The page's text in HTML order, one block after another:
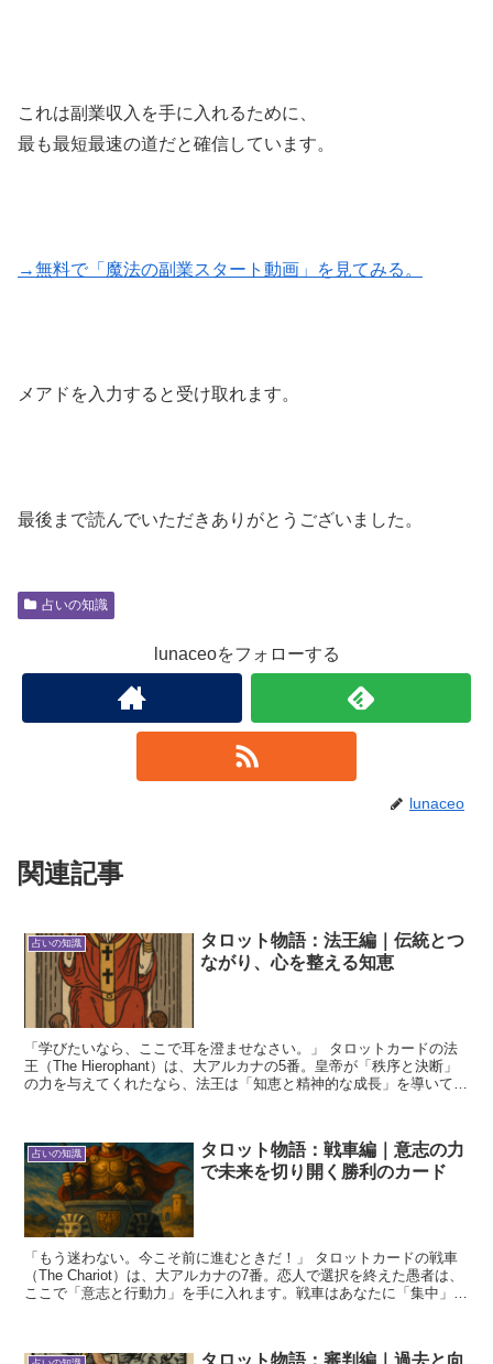
これは副業収入を手に入れるために、
最も最短最速の道だと確信しています。
→無料で「魔法の副業スタート動画」を見てみる。
メアドを入力すると受け取れます。
最後まで読んでいただきありがとうございました。
占いの知識
lunaceoをフォローする
lunaceo
関連記事
占いの知識
タロット物語：法王編｜伝統とつ
ながり、心を整える知恵
「学びたいなら、ここで耳を澄ませなさい。」 タロットカードの法
王（The Hierophant）は、大アルカナの5番。皇帝が「秩序と決断」
の力を与えてくれたなら、法王は「知恵と精神的な成長」を導いてく
占いの知識
タロット物語：戦車編｜意志の力
で未来を切り開く勝利のカード
「もう迷わない。今こそ前に進むときだ！」 タロットカードの戦車
（The Chariot）は、大アルカナの7番。恋人で選択を終えた愚者は、
ここで「意志と行動力」を手に入れます。戦車はあなたに「集中」
タロット物語：審判編｜過去と向